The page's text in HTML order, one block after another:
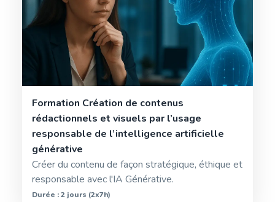
Formation Création de contenus
rédactionnels et visuels par l’usage
responsable de l’intelligence artificielle
générative
Créer du contenu de façon stratégique, éthique et
responsable avec l'IA Générative.
Durée : 2 jours (2x7h)